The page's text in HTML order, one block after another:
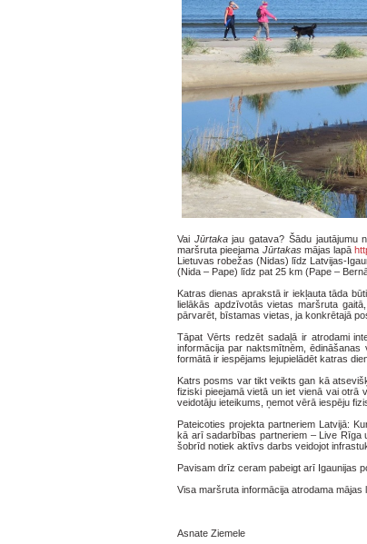
Vai Jūrtakajau gatava? Šādu jautājumu
maršruta pieejama Jūrtakasmājas lapā
Lietuvas robežas (Nidas) līdz Latvijas-
(Nida – Pape) līdz pat 25 km (Pape –
Katras dienas aprakstā ir iekļauta tāda
lielākās apdzīvotās vietas maršruta
pārvarēt, bīstamas vietas, ja konkrētajā
Tāpat Vērts redzēt sadaļā ir atrodami
informācija par naktsmītnēm,
formātā ir iespējams lejupielādēt katras
Katrs posms var tikt veikts gan kā
fiziski pieejamā vietā un iet vienā vai
veidotāju ieteikums, ņemot vērā iespēju
Pateicoties projekta partneriem Latvijā:
kā arī sadarbības partneriem – Live Rīga
šobrīd notiek aktīvs darbs veidojot
Pavisam drīz ceram pabeigt arī Igaunijas
Visa maršruta informācija atrodama mājas
Asnate Ziemele